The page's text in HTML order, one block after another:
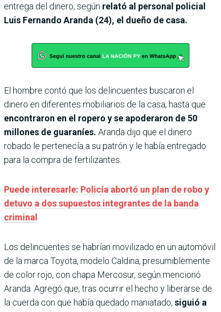
entrega del dinero, según relató al personal policial
Luis Fernando Aranda (24), el dueño de casa.
El hombre contó que los delincuentes buscaron el
dinero en diferentes mobiliarios de la casa, hasta que
encontraron en el ropero y se apoderaron de 50
millones de guaraníes. Aranda dijo que el dinero
robado le pertenecía a su patrón y le había entregado
para la compra de fertilizantes.
Puede interesarle: Policía abortó un plan de robo y
detuvo a dos supuestos integrantes de la banda
criminal
Los delincuentes se habrían movilizado en un automóvil
de la marca Toyota, modelo Caldina, presumiblemente
de color rojo, con chapa Mercosur, según mencionó
Aranda. Agregó que, tras ocurrir el hecho y liberarse de
la cuerda con que había quedado maniatado, siguió a